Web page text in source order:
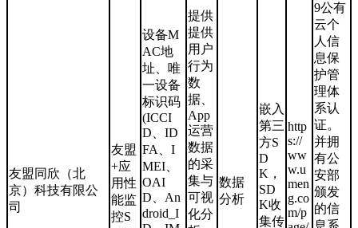
友盟同欣（北
京）科技有限公
司
友盟
+应
用性
能监
控S
设备M
AC地
址、唯
一设备
标识码
(ICCI
D、ID
FA、I
MEI、
OAI
D、An
droid_I
提供
提供
用户
行为
数
据、
App
运营
数据
的采
集与
可视
化分
数据
分析
嵌入
第三
方S
D
K，
SD
K收
集传
http
s://
ww
w.u
men
g.co
m/p
9公有
云个
人信
息保
护管
理体
系认
证。
并拥
有公
安部
颁发
的信
息系